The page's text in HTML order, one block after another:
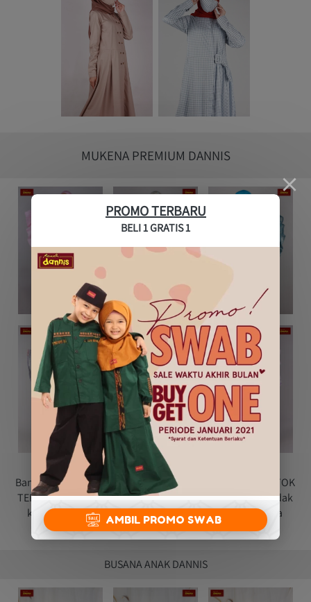
MUKENA PREMIUM DANNIS
Banyak banget kan bunda desain baru nya.. semuanya STOK
TERBATAS ya bun.. Dan masih banyak lagi desain yang tidak
kami tampilkan disini ^_^. Yuk bunda langsung chat aja
dengan CS kami
BUSANA ANAK DANNIS
PROMO TERBARU
BELI 1 GRATIS 1
` AMBIL PROMO SWAB